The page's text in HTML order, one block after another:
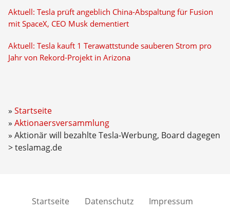
Aktuell: Tesla prüft angeblich China-Abspaltung für Fusion
mit SpaceX, CEO Musk dementiert
Aktuell: Tesla kauft 1 Terawattstunde sauberen Strom pro
Jahr von Rekord-Projekt in Arizona
Startseite
Aktionaersversammlung
Aktionär will bezahlte Tesla-Werbung, Board dagegen
> teslamag.de
Startseite Datenschutz Impressum